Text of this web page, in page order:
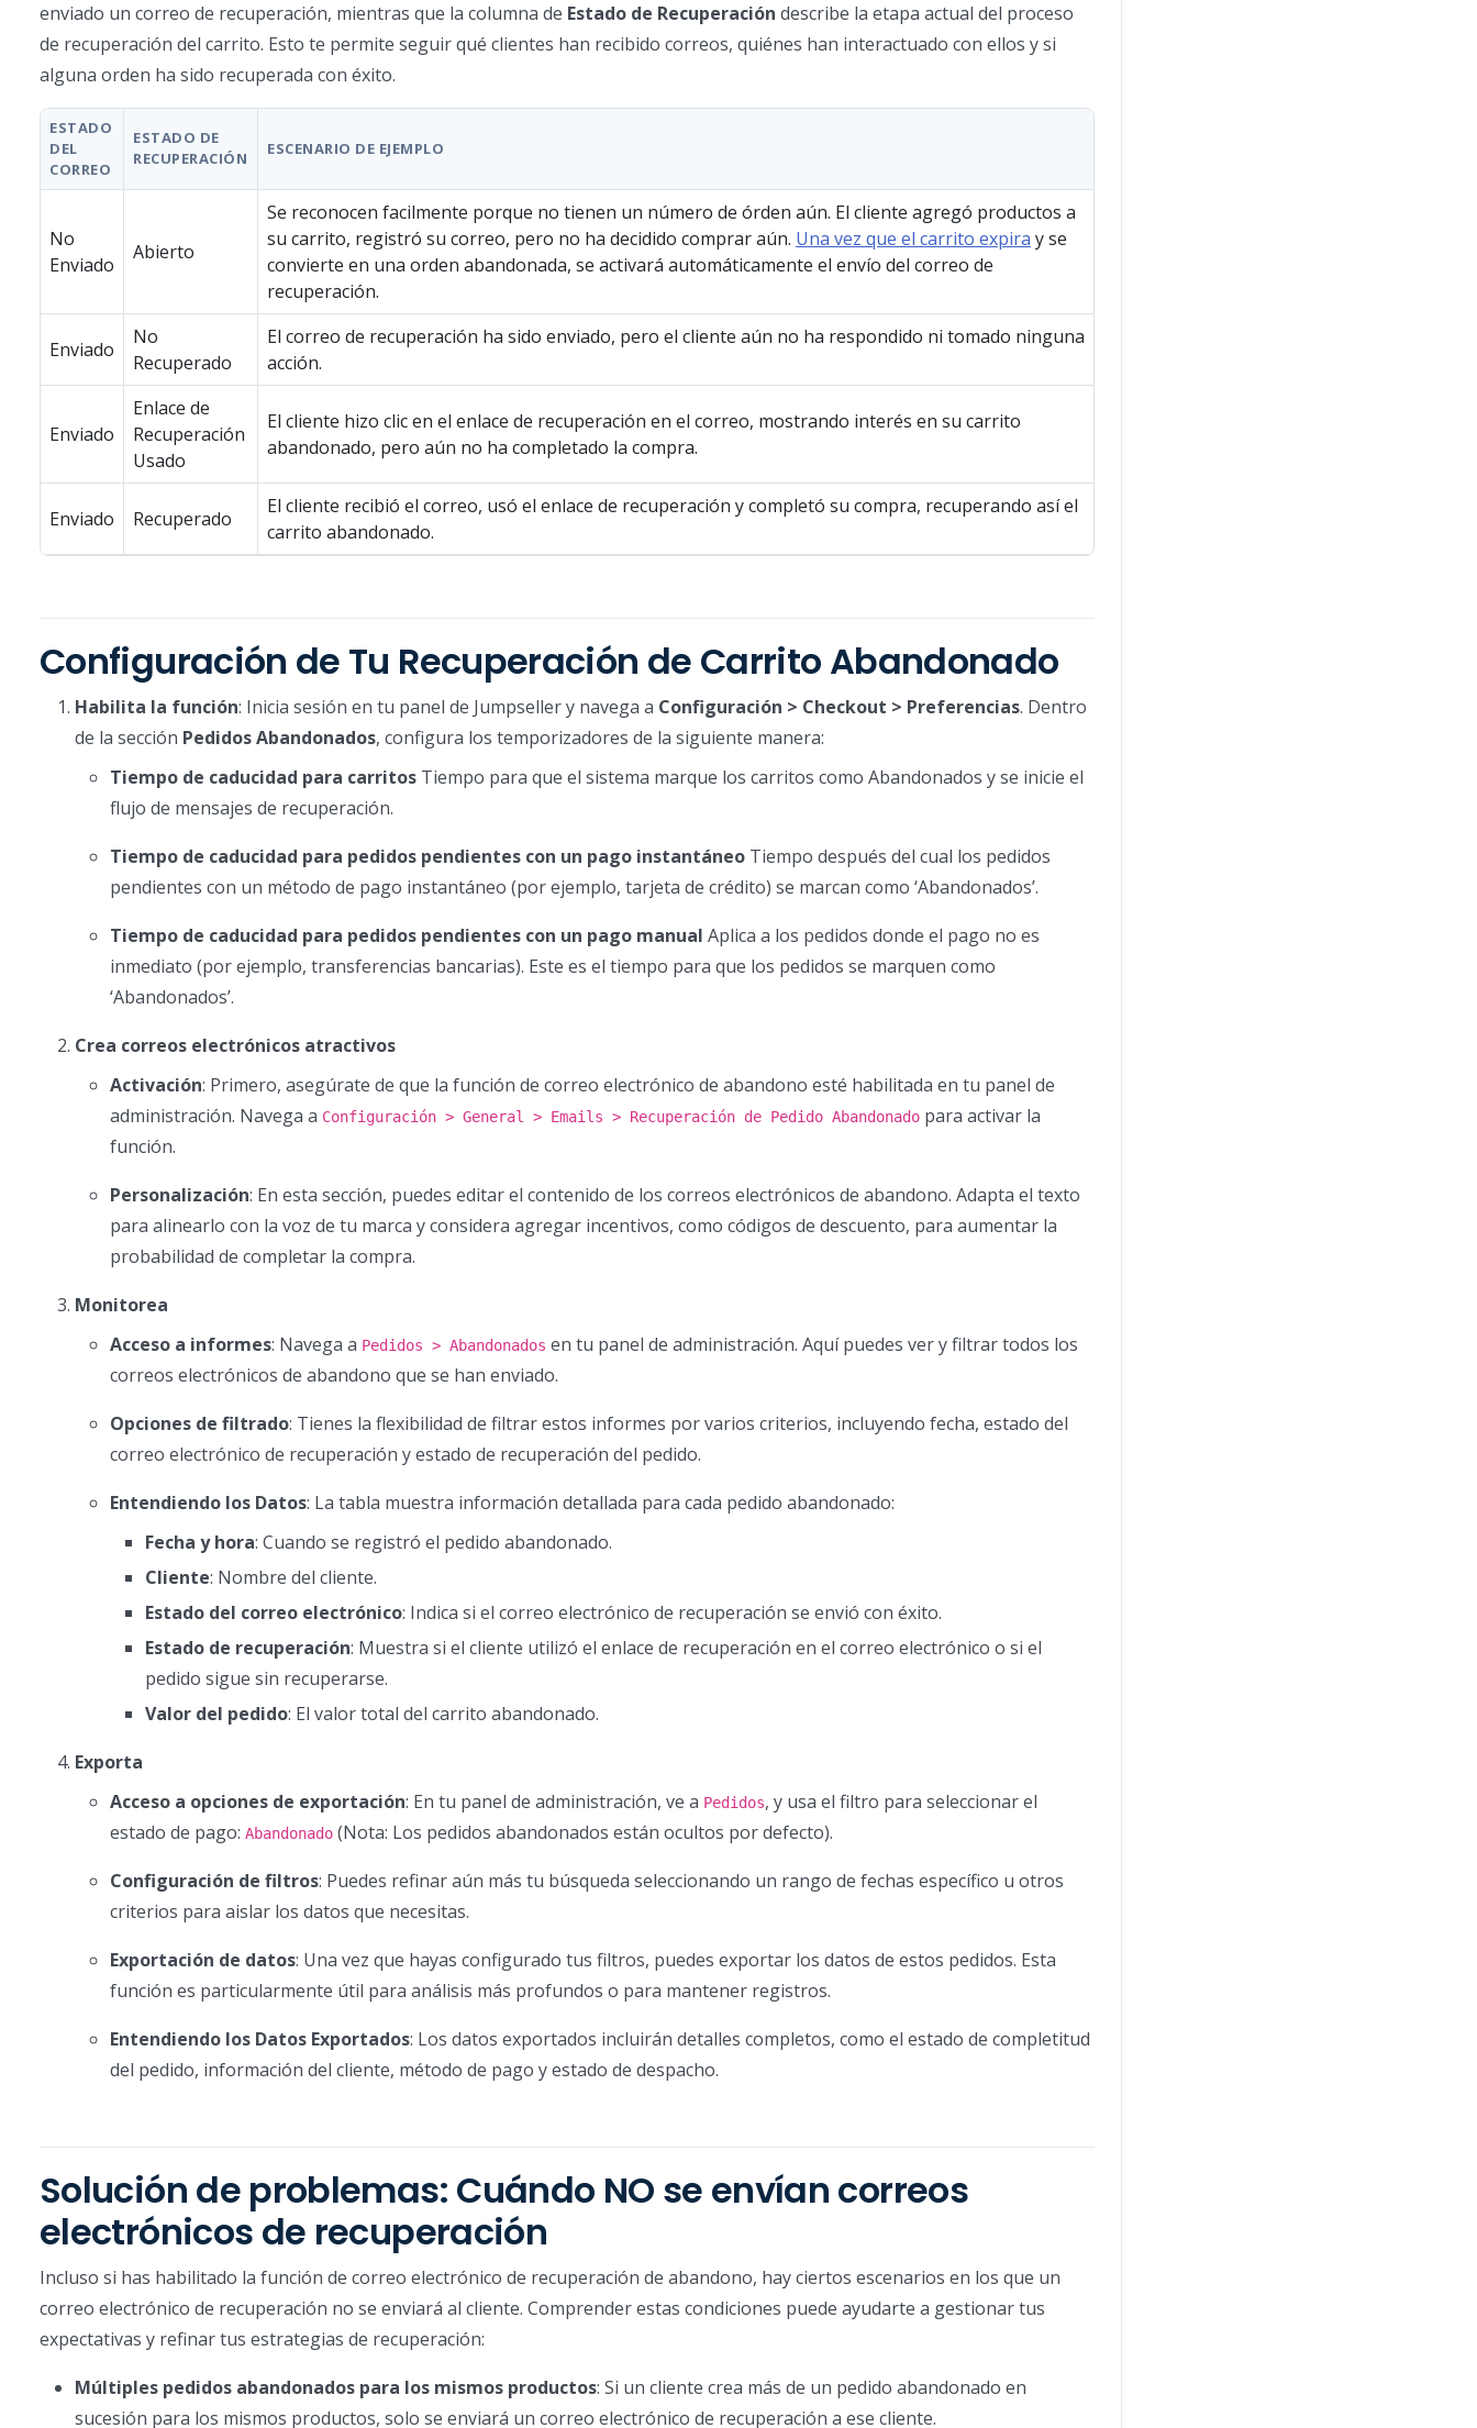
enviado un correo de recuperación, mientras que la columna de Estado de Recuperación describe la etapa actual del proceso
de recuperación del carrito. Esto te permite seguir qué clientes han recibido correos, quiénes han interactuado con ellos y si
alguna orden ha sido recuperada con éxito.
ESTADO
DEL
CORREO
ESTADO DE
RECUPERACIÓN
ESCENARIO DE EJEMPLO
No
Enviado
Abierto
Se reconocen facilmente porque no tienen un número de órden aún. El cliente agregó productos a
su carrito, registró su correo, pero no ha decidido comprar aún. Una vez que el carrito expira y se
convierte en una orden abandonada, se activará automáticamente el envío del correo de
recuperación.
Enviado
No
Recuperado
El correo de recuperación ha sido enviado, pero el cliente aún no ha respondido ni tomado ninguna
acción.
Enviado
Enlace de
Recuperación
Usado
El cliente hizo clic en el enlace de recuperación en el correo, mostrando interés en su carrito
abandonado, pero aún no ha completado la compra.
Enviado Recuperado
El cliente recibió el correo, usó el enlace de recuperación y completó su compra, recuperando así el
carrito abandonado.
Configuración de Tu Recuperación de Carrito Abandonado
Habilita la función: Inicia sesión en tu panel de Jumpseller y navega a Configuración > Checkout > Preferencias. Dentro
de la sección Pedidos Abandonados, configura los temporizadores de la siguiente manera:
Tiempo de caducidad para carritos Tiempo para que el sistema marque los carritos como Abandonados y se inicie el
flujo de mensajes de recuperación.
Tiempo de caducidad para pedidos pendientes con un pago instantáneo Tiempo después del cual los pedidos
pendientes con un método de pago instantáneo (por ejemplo, tarjeta de crédito) se marcan como ‘Abandonados’.
Tiempo de caducidad para pedidos pendientes con un pago manual Aplica a los pedidos donde el pago no es
inmediato (por ejemplo, transferencias bancarias). Este es el tiempo para que los pedidos se marquen como
‘Abandonados’.
Crea correos electrónicos atractivos
Activación: Primero, asegúrate de que la función de correo electrónico de abandono esté habilitada en tu panel de
administración. Navega a Configuración > General > Emails > Recuperación de Pedido Abandonado para activar la
función.
Personalización: En esta sección, puedes editar el contenido de los correos electrónicos de abandono. Adapta el texto
para alinearlo con la voz de tu marca y considera agregar incentivos, como códigos de descuento, para aumentar la
probabilidad de completar la compra.
Monitorea
Acceso a informes: Navega a Pedidos > Abandonados en tu panel de administración. Aquí puedes ver y filtrar todos los
correos electrónicos de abandono que se han enviado.
Opciones de filtrado: Tienes la flexibilidad de filtrar estos informes por varios criterios, incluyendo fecha, estado del
correo electrónico de recuperación y estado de recuperación del pedido.
Entendiendo los Datos: La tabla muestra información detallada para cada pedido abandonado:
Fecha y hora: Cuando se registró el pedido abandonado.
Cliente: Nombre del cliente.
Estado del correo electrónico: Indica si el correo electrónico de recuperación se envió con éxito.
Estado de recuperación: Muestra si el cliente utilizó el enlace de recuperación en el correo electrónico o si el
pedido sigue sin recuperarse.
Valor del pedido: El valor total del carrito abandonado.
Exporta
Acceso a opciones de exportación: En tu panel de administración, ve a Pedidos, y usa el filtro para seleccionar el
estado de pago: Abandonado (Nota: Los pedidos abandonados están ocultos por defecto).
Configuración de filtros: Puedes refinar aún más tu búsqueda seleccionando un rango de fechas específico u otros
criterios para aislar los datos que necesitas.
Exportación de datos: Una vez que hayas configurado tus filtros, puedes exportar los datos de estos pedidos. Esta
función es particularmente útil para análisis más profundos o para mantener registros.
Entendiendo los Datos Exportados: Los datos exportados incluirán detalles completos, como el estado de completitud
del pedido, información del cliente, método de pago y estado de despacho.
Solución de problemas: Cuándo NO se envían correos
electrónicos de recuperación
Incluso si has habilitado la función de correo electrónico de recuperación de abandono, hay ciertos escenarios en los que un
correo electrónico de recuperación no se enviará al cliente. Comprender estas condiciones puede ayudarte a gestionar tus
expectativas y refinar tus estrategias de recuperación:
Múltiples pedidos abandonados para los mismos productos: Si un cliente crea más de un pedido abandonado en
sucesión para los mismos productos, solo se enviará un correo electrónico de recuperación a ese cliente.